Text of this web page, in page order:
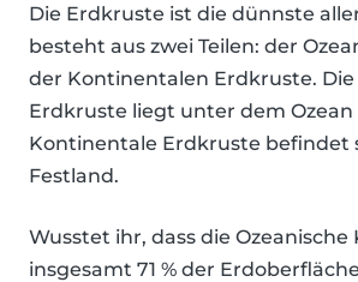
Die Erdkruste ist die dünnste
besteht aus zwei Teilen: der
der Kontinentalen Erdkruste. Die
Erdkruste liegt unter dem Ozean
Kontinentale Erdkruste befindet
Festland.
Wusstet ihr, dass die Ozeanische
insgesamt 71 % der